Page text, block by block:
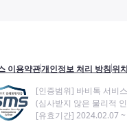
이용약관개인정보 처리 방침위
[인증범위] 바비톡 서비
(심사받지 않은 물리적
[유효기간] 2024.02.07